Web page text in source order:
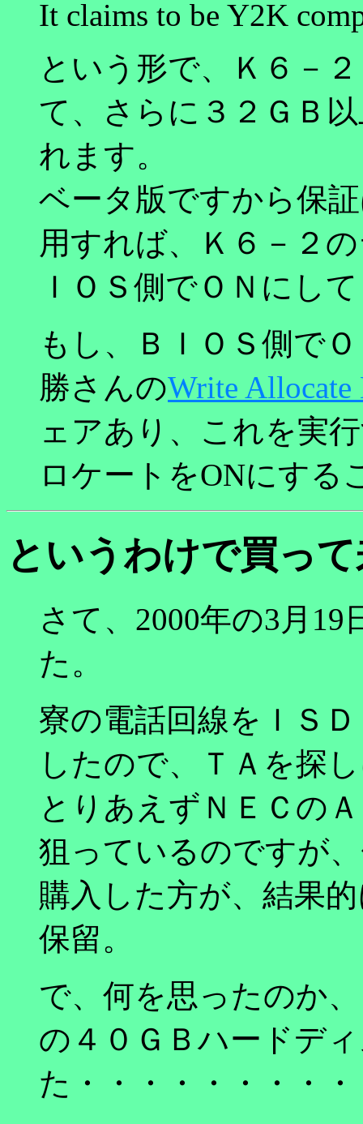
It claims to be Y2K
という形で、Ｋ６－
て、さらに３２ＧＢ
れます。
ベータ版ですから保
用すれば、Ｋ６－２
ＩＯＳ側でＯＮにし
もし、ＢＩＯＳ側で
勝さんのWrite
ェアあり、これを実
ロケートをONにする
というわけで買っ
さて、2000年の3月
た。
寮の電話回線をＩＳ
したので、ＴＡを探
とりあえずＮＥＣの
狙っているのですが
購入した方が、結果
保留。
で、何を思ったのか
の４０ＧＢハードデ
た・・・・・・・・